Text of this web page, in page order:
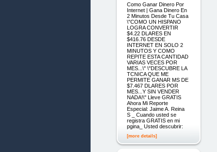
Como Ganar Dinero Por
Internet | Gana Dinero En
2 Minutos Desde Tu Casa
\"COMO UN HISPANO
LOGRA CONVERTIR
$4.22 DLARES EN
$416.76 DESDE
INTERNET EN SOLO 2
MINUTOS Y COMO
REPITE ESTA CANTIDAD
VARIAS VECES POR
MES...\" \"DESCUBRE LA
TCNICA QUE ME
PERMITE GANAR MS DE
$7.467 DLARES POR
MES...Y SIN VENDER
NADA!\" Lleve GRATIS
Ahora Mi Reporte
Especial: Jaime A. Reina
S _ Cuando usted se
registra GRATIS en mi
pgina_ Usted descubrir:
[more details]